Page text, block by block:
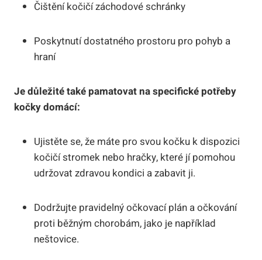
Čištění kočičí záchodové schránky
Poskytnutí dostatného prostoru pro pohyb a
hraní
Je důležité také pamatovat na specifické potřeby
kočky domácí:
Ujistěte se, že máte pro svou kočku k dispozici
kočičí stromek nebo hračky, které jí pomohou
udržovat zdravou kondici a zabavit ji.
Dodržujte pravidelný očkovací plán a očkování
proti běžným chorobám, jako je například
neštovice.